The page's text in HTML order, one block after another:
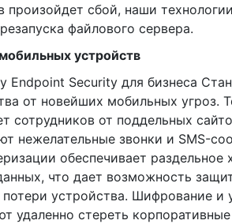
произойдет сбой, наши
файлового сервера.
устройств
Endpoint Security для бизнеса
от новейших мобильных угроз.
сотрудников от поддельных
нежелательные звонки и SMS-
обеспечивает
что дает возможность
потери устройства. Шифрование и
удаленно стереть